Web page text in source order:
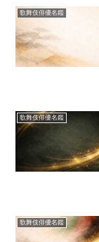
歌舞伎俳優名鑑
歌舞伎俳優名鑑
歌舞伎俳優名鑑